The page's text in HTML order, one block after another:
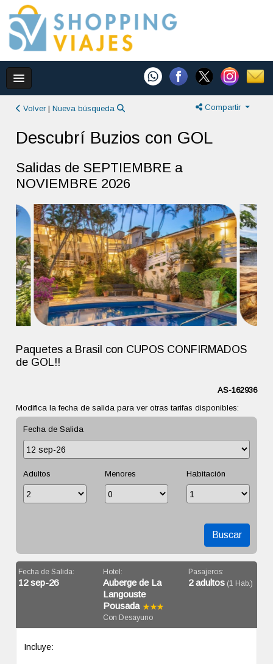
Volver |Nueva búsqueda Compartir
Descubrí Buzios con GOL
Salidas de SEPTIEMBRE a
NOVIEMBRE 2026
Paquetes a Brasil con CUPOS CONFIRMADOS
de GOL!!
AS-162936
Modifica la fecha de salida para ver otras tarifas disponibles:
Fecha de Salida
Adultos Menores Habitación
Buscar
Fecha de Salida:
12 sep-26
Hotel:
Auberge de La
Langouste
Pousada
Con Desayuno
Pasajeros:
2 adultos(1 Hab.)
Incluye: